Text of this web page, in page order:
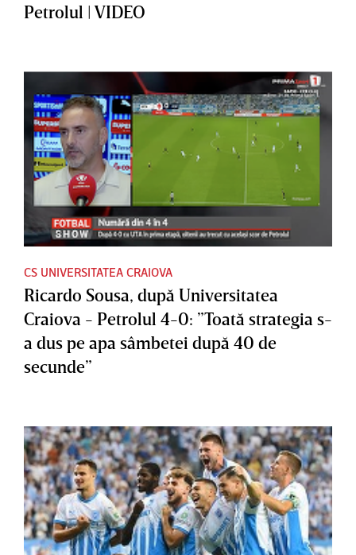
Petrolul | VIDEO
CS UNIVERSITATEA CRAIOVA
Ricardo Sousa, după Universitatea
Craiova - Petrolul 4-0: ”Toată strategia s-
a dus pe apa sâmbetei după 40 de
secunde”